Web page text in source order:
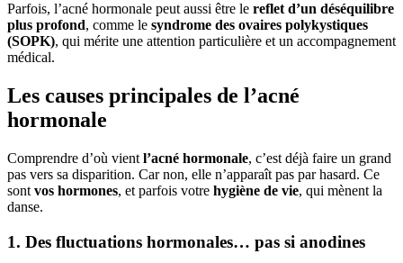
Parfois, l’acné hormonale peut aussi être le reflet d’un déséquilibre
plus profond, comme le syndrome des ovaires polykystiques
(SOPK), qui mérite une attention particulière et un accompagnement
médical.
Les causes principales de l’acné
hormonale
Comprendre d’où vient l’acné hormonale, c’est déjà faire un grand
pas vers sa disparition. Car non, elle n’apparaît pas par hasard. Ce
sont vos hormones, et parfois votre hygiène de vie, qui mènent la
danse.
1. Des fluctuations hormonales… pas si anodines